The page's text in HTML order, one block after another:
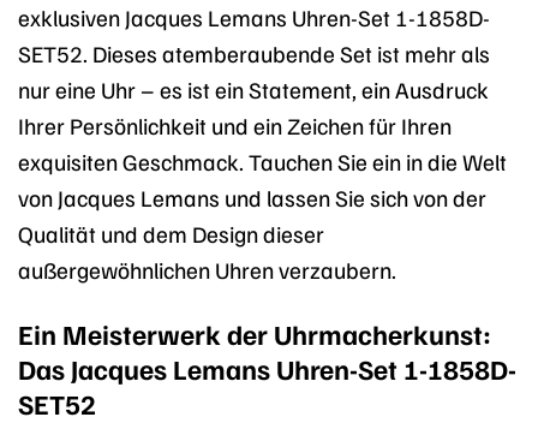
exklusiven Jacques Lemans Uhren-Set 1-1858D-
SET52. Dieses atemberaubende Set ist mehr als
nur eine Uhr – es ist ein Statement, ein Ausdruck
Ihrer Persönlichkeit und ein Zeichen für Ihren
exquisiten Geschmack. Tauchen Sie ein in die Welt
von Jacques Lemans und lassen Sie sich von der
Qualität und dem Design dieser
außergewöhnlichen Uhren verzaubern.
Ein Meisterwerk der Uhrmacherkunst:
Das Jacques Lemans Uhren-Set 1-1858D-
SET52